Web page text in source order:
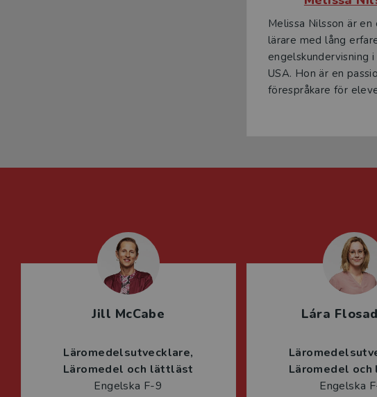
med grundläggande kunskaper i engelska samt de som behöver
läseboken ingår digitalt och eleven kan när som helst växla till den
också som tryckt bok och kan köpas separat eller i Team English
Melissa Nilsson är en
lärare med lång
engelskundervisning
USA. Hon är en
förespråkare för
Jill McCabe
Läromedelsutvecklare
Läromedel och lättläst
Engelska F-9
Lára
Läromedel
Engelska